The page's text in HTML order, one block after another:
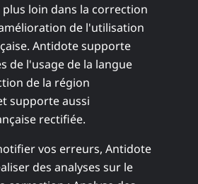
loin dans la correction
de l'utilisation
Antidote supporte
de l'usage de la langue
de la région
supporte aussi
rectifiée.
vos erreurs, Antidote
des analyses sur le